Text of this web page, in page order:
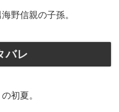
野信親の子孫。
バレ
初夏。